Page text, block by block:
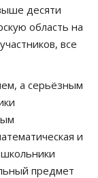
десяти
область на
все
а серьёзным
и
предмет